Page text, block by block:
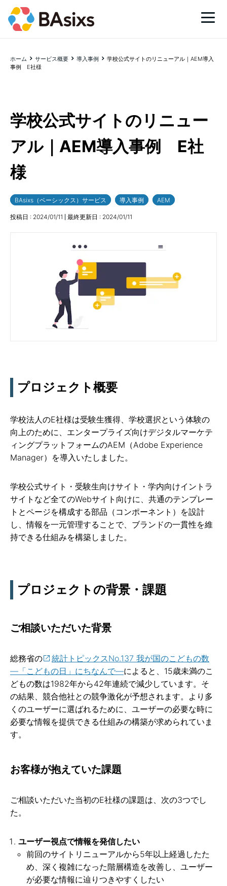
ホーム サービス概要 導入事例
学校公式サイトのリニューアル｜AEM導入
事例 E社様
学校公式サイトのリニュー
アル｜AEM導入事例 E社
様
BAsixs（ベーシックス）サービス 導入事例 AEM
投稿日 : 2024/01/11 最終更新日 : 2024/01/11
プロジェクト概要
学校法人のE社様は受験生獲得、学校選択という体験の
向上のために、エンタープライズ向けデジタルマーケテ
ィングプラットフォームのAEM（Adobe Experience
Manager）を導入いたしました。
学校公式サイト・受験生向けサイト・学内向けイントラ
サイトなど全てのWebサイト向けに、共通のテンプレー
トとページを構成する部品（コンポーネント）を設計
し、情報を一元管理することで、ブランドの一貫性を維
持できる仕組みを構築しました。
プロジェクトの背景・課題
ご相談いただいた背景
総務省の
統計トピックスNo.137 我が国のこどもの数
―「こどもの日」にちなんで―によると、15歳未満のこ
どもの数は1982年から42年連続で減少しています。そ
の結果、競合他社との競争激化が予想されます。より多
くのユーザーに選ばれるために、ユーザーの必要な時に
必要な情報を提供できる仕組みの構築が求められていま
す。
お客様が抱えていた課題
ご相談いただいた当初のE社様の課題は、次の3つでし
た。
ユーザー視点で情報を発信したい
前回のサイトリニューアルから5年以上経過したた
め、深く複雑になった階層構造を改善し、ユーザー
が必要な情報に辿りつきやすくしたい